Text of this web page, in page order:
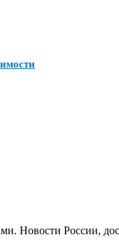
Новости России,